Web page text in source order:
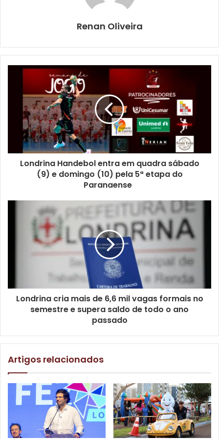
Foto: Emerson Dias / N.Com
Na ocasião, o prefeito Tiago Amaral ainda entregou a Guto
Silva um projeto de modernização do Autódromo
desenhados na ordem de R$ 18 milhões. A proposta, a ser
avaliada pelo Estado, contempla melhorias diversas no
completo, incluindo renovação da pista, boxes,
arquibancadas, espaço de eventos e outros ambientes.
Outras demandas tratadas internamente durante a reunião
serão anunciadas oficialmente, em breve, junto ao
governador do Paraná, Ratinho Junior. A expectativa é que
sejam divulgadas obras de grande porte e com valores
vultosos para beneficiar e impactar Londrina nas áreas
urbana e rural.
Renan Oliveira
Londrina Handebol entra em quadra sábado
(9) e domingo (10) pela 5ª etapa do
Paranaense
Londrina cria mais de 6,6 mil vagas formais no
semestre e supera saldo de todo o ano
passado
Artigos relacionados